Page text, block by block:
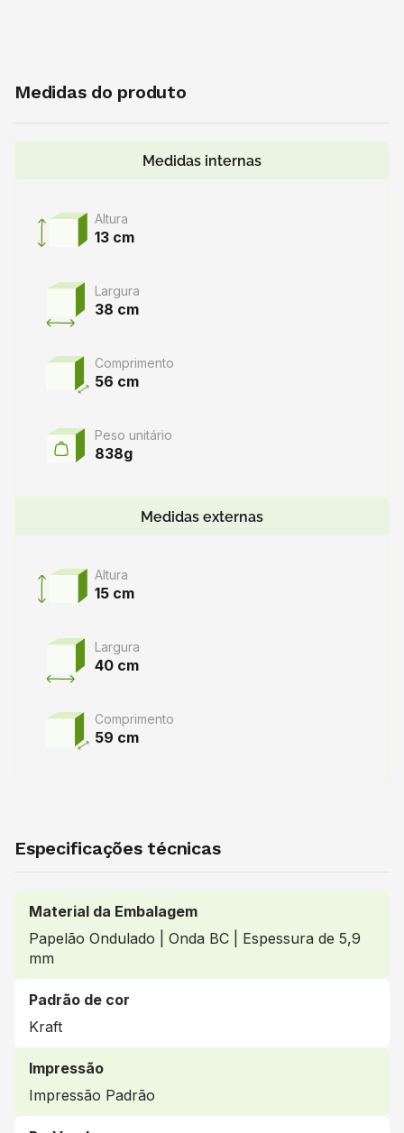
Medidas do produto
Medidas internas
Altura
13 cm
Largura
38 cm
Comprimento
56 cm
Peso unitário
838g
Medidas externas
Altura
15 cm
Largura
40 cm
Comprimento
59 cm
Especificações técnicas
Material da Embalagem
Papelão Ondulado | Onda BC | Espessura de 5,9
mm
Padrão de cor
Kraft
Impressão
Impressão Padrão